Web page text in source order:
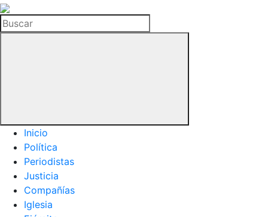
La
Hemeroteca
del
Buscar
Inicio
Política
Periodistas
Justicia
Compañías
Iglesia